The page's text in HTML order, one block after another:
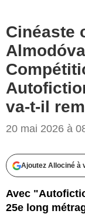
Cinéaste
va-t-il
20 mai 2026 à
Ajoutez Allociné à
Avec
25e long